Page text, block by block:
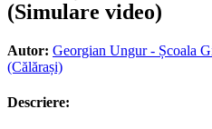
(Simulare video)
Autor: Georgian Ungur - Școala
(Călărași)
Descriere: